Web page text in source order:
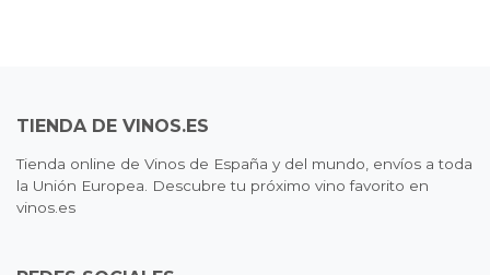
TIENDA DE VINOS.ES
Tienda online de Vinos de España y del mundo, envíos a toda
la Unión Europea. Descubre tu próximo vino favorito en
vinos.es